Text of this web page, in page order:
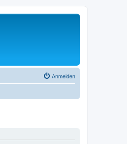
Anmelden